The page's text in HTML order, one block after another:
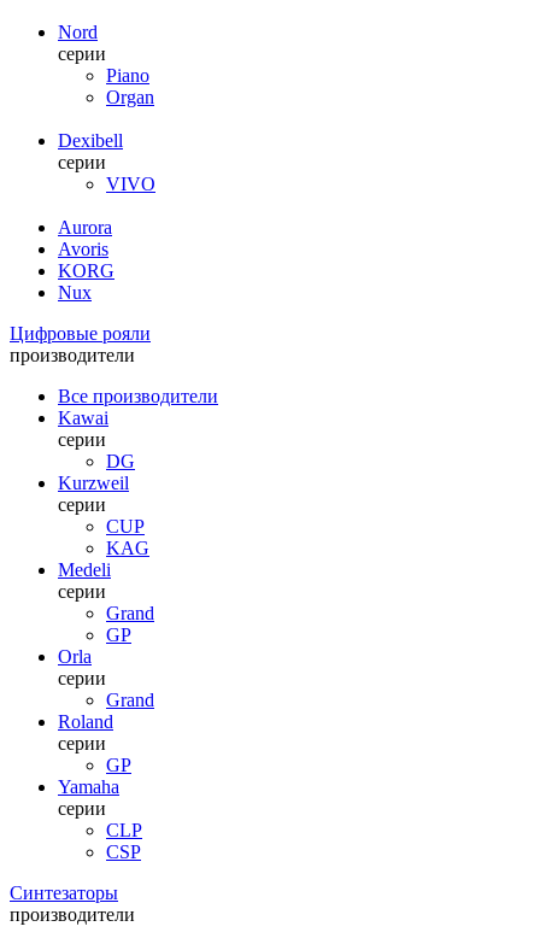
Nord
серии
Piano
Organ
Dexibell
серии
VIVO
Aurora
Avoris
KORG
Nux
Цифровые рояли
производители
Все производители
Kawai
серии
DG
Kurzweil
серии
CUP
KAG
Medeli
серии
Grand
GP
Orla
серии
Grand
Roland
серии
GP
Yamaha
серии
CLP
CSP
Синтезаторы
производители